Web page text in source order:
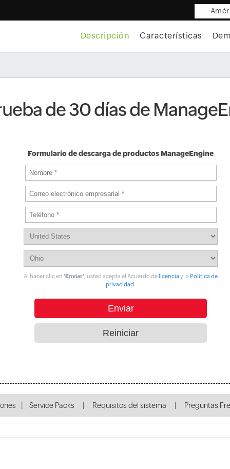
Descripción Características
de 30 días de
Formulario de descarga de productos ManageEngine
Al hacer clic en 'Enviar', usted acepta el Acuerdo de licencia y la Política de
privacidad
Service Packs Requisitos del sistema Preguntas